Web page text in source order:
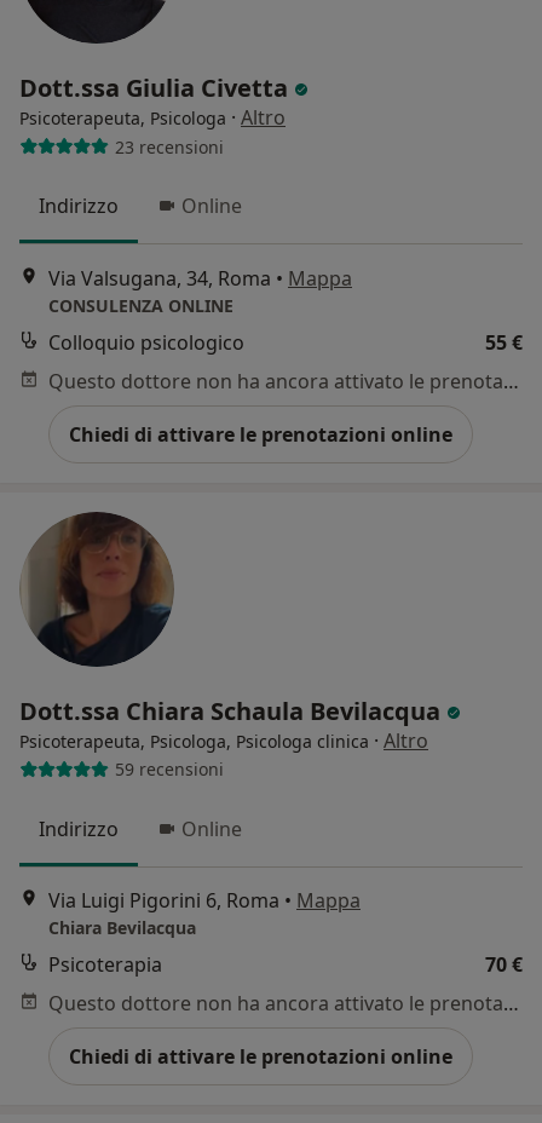
Dott.ssa Giulia Civetta
Psicoterapeuta, Psicologa · Altro
23 recensioni
Indirizzo Online
Via Valsugana, 34, Roma • Mappa
CONSULENZA ONLINE
Colloquio psicologico
55 €
Questo dottore non ha ancora attivato le prenotazioni online presso questo indirizzo.
Chiedi di attivare le prenotazioni online
Dott.ssa Chiara Schaula Bevilacqua
Psicoterapeuta, Psicologa, Psicologa clinica · Altro
59 recensioni
Indirizzo Online
Via Luigi Pigorini 6, Roma • Mappa
Chiara Bevilacqua
Psicoterapia
70 €
Questo dottore non ha ancora attivato le prenotazioni online presso questo indirizzo.
Chiedi di attivare le prenotazioni online